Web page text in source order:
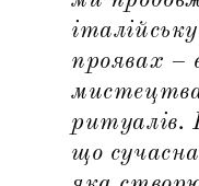
проявах –
ритуалів.
що